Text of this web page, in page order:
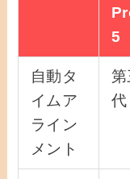
5
自動タ
イムア
ライン
メント
代